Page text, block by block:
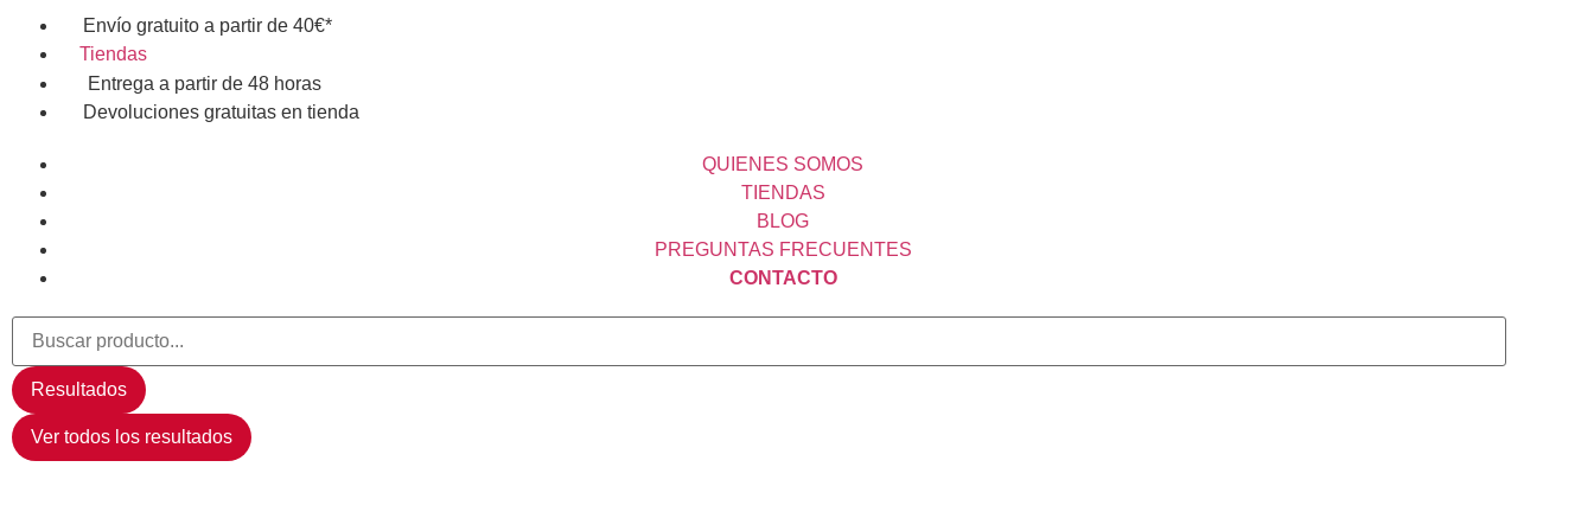
Envío gratuito a partir de 40€*
Tiendas
Entrega a partir de 48 horas
Devoluciones gratuitas en tienda
QUIENES SOMOS
TIENDAS
BLOG
PREGUNTAS FRECUENTES
CONTACTO
Resultados
Ver todos los resultados